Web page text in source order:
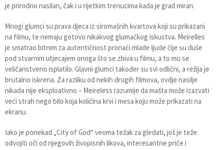
je prirodno nasilan, čak i u rijetkim trenucima kada je grad miran.
Mnogi glumci su prava djeca iz siromašnih kvartova koji su prikazani
na filmu, te nemaju gotovo nikakvog glumačkog iskustva. Meirelles
je smatrao bitnim za autentičnost pronaći mlade ljude čije su duše
pod stvarnim utjecajem onoga što se zbiva u filmu, a to mu se
veličanstveno isplatilo. Glavni glumci također su svi odlični, a režija je
brutalno iskrena. Za razliku od nekih drugih filmova, ovdje nasilje
nikada nije eksploativno – Meireless razumije da mašta može izazvati
veći strah nego bilo koja količina krvi i mesa koju može prikazati na
ekranu.
Iako je ponekad „City of God“ veoma težak za gledati, još je teže
odvojiti oči od njegovih živopisnih likova, interesantne priče i